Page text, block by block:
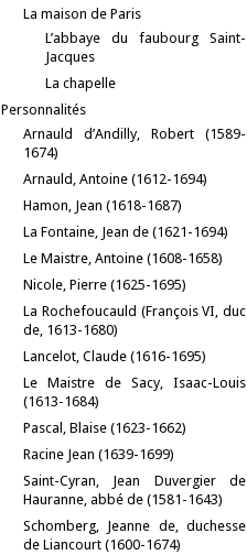
La maison de Paris
L’abbaye du faubourg Saint-
Jacques
La chapelle
Personnalités
Arnauld d’Andilly, Robert (1589-
1674)
Arnauld, Antoine (1612-1694)
Hamon, Jean (1618-1687)
La Fontaine, Jean de (1621-1694)
Le Maistre, Antoine (1608-1658)
Nicole, Pierre (1625-1695)
La Rochefoucauld (François VI, duc
de, 1613-1680)
Lancelot, Claude (1616-1695)
Le Maistre de Sacy, Isaac-Louis
(1613-1684)
Pascal, Blaise (1623-1662)
Racine Jean (1639-1699)
Saint-Cyran, Jean Duvergier de
Hauranne, abbé de (1581-1643)
Schomberg, Jeanne de, duchesse
de Liancourt (1600-1674)